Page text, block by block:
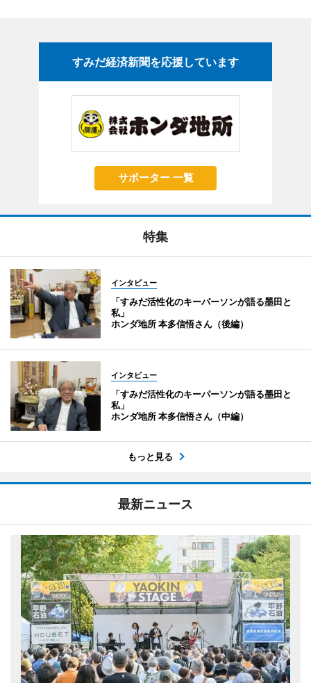
すみだ経済新聞を応援しています
サポーター 一覧
特集
インタビュー
「すみだ活性化のキーパーソンが語る墨田と
私」
ホンダ地所 本多信悟さん（後編）
インタビュー
「すみだ活性化のキーパーソンが語る墨田と
私」
ホンダ地所 本多信悟さん（中編）
もっと見る
最新ニュース